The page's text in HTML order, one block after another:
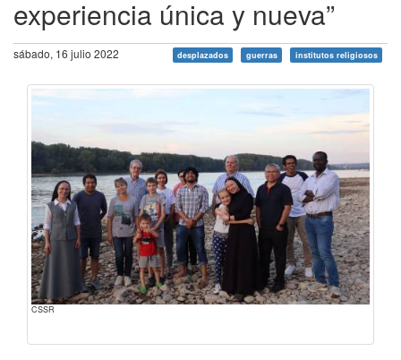
experiencia única y nueva”
sábado, 16 julio 2022 desplazados guerras institutos religiosos
CSSR